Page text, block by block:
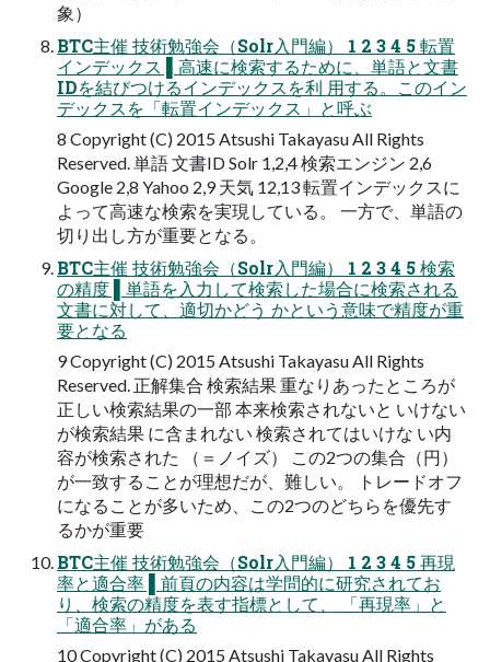
象）
BTC主催 技術勉強会（Solr⼊⾨編） 1 2 3 4 5 転置
インデックス ▌⾼速に検索するために、単語と⽂書
IDを結びつけるインデックスを利 ⽤する。このイン
デックスを「転置インデックス」と呼ぶ
8 Copyright (C) 2015 Atsushi Takayasu All Rights
Reserved. 単語 ⽂書ID Solr 1,2,4 検索エンジン 2,6
Google 2,8 Yahoo 2,9 天気 12,13 転置インデックスに
よって⾼速な検索を実現している。 ⼀⽅で、単語の
切り出し⽅が重要となる。
BTC主催 技術勉強会（Solr⼊⾨編） 1 2 3 4 5 検索
の精度 ▌単語を⼊⼒して検索した場合に検索される
⽂書に対して、適切かどう かという意味で精度が重
要となる
9 Copyright (C) 2015 Atsushi Takayasu All Rights
Reserved. 正解集合 検索結果 重なりあったところが
正しい検索結果の⼀部 本来検索されないと いけない
が検索結果 に含まれない 検索されてはいけな い内
容が検索された （＝ノイズ） この2つの集合（円）
が⼀致することが理想だが、難しい。 トレードオフ
になることが多いため、この2つのどちらを優先す
るかが重要
BTC主催 技術勉強会（Solr⼊⾨編） 1 2 3 4 5 再現
率と適合率 ▌前⾴の内容は学問的に研究されてお
り、検索の精度を表す指標として、 「再現率」と
「適合率」がある
10 Copyright (C) 2015 Atsushi Takayasu All Rights